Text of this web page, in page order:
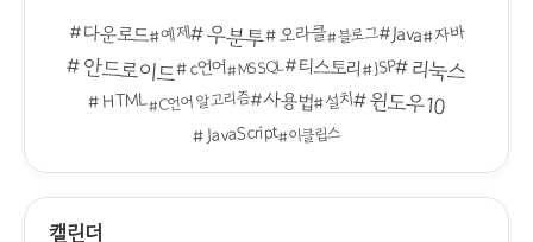
다운로드 예제 우분투 오라클 블로그 Java 자바
안드로이드 c언어 MSSQL 티스토리 JSP 리눅스
HTML C언어 알고리즘 사용법 설치 윈도우10
JavaScript 이클립스
캘린더